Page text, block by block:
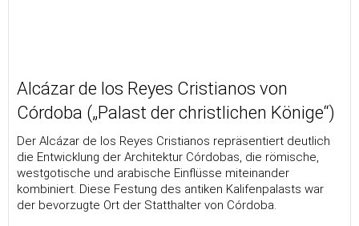
Alcázar de los Reyes Cristianos von
Córdoba („Palast der christlichen Könige“)
Der Alcázar de los Reyes Cristianos repräsentiert deutlich
die Entwicklung der Architektur Córdobas, die römische,
westgotische und arabische Einflüsse miteinander
kombiniert. Diese Festung des antiken Kalifenpalasts war
der bevorzugte Ort der Statthalter von Córdoba.